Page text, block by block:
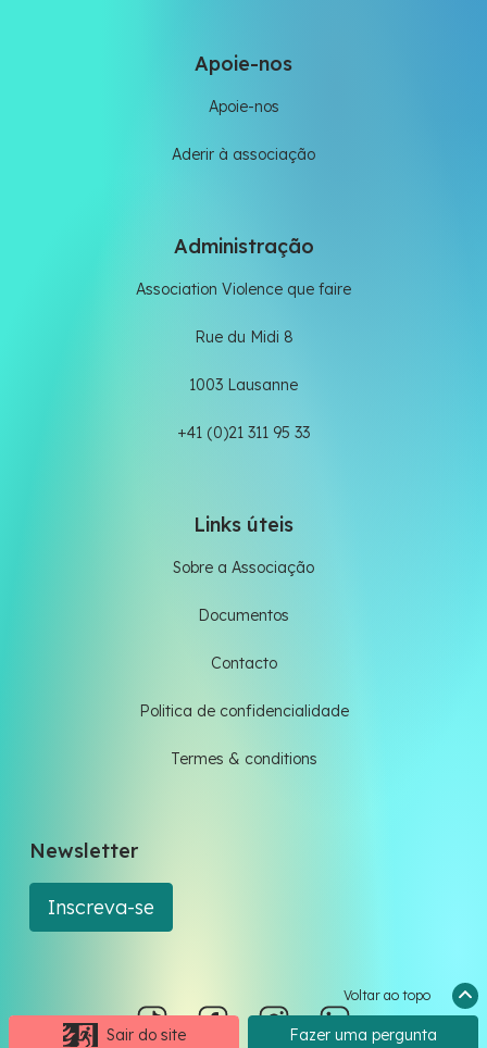
Sair do site Fazer uma pergunta
Voltar ao topo
Apoie-nos
Apoie-nos
Aderir à associação
Administração
Association Violence que faire
Rue du Midi 8
1003 Lausanne
+41 (0)21 311 95 33
Links úteis
Sobre a Associação
Documentos
Contacto
Politica de confidencialidade
Termes & conditions
Newsletter
Inscreva-se